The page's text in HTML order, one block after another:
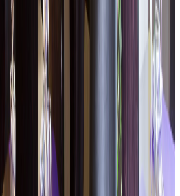
ampie aperture sull'esterno